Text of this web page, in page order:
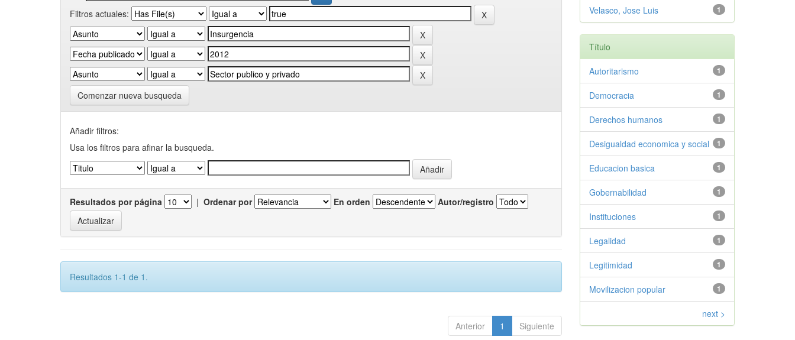
Filtros actuales:
Comenzar nueva busqueda
Añadir filtros:
Usa los filtros para afinar la busqueda.
Resultados por página | Ordenar por En orden Autor/registro
Resultados 1-1 de 1.
Anterior 1 Siguiente
1
Velasco, Jose Luis
Título
1
Autoritarismo
1
Democracia
1
Derechos humanos
1
Desigualdad economica y social
1
Educacion basica
1
Gobernabilidad
1
Instituciones
1
Legalidad
1
Legitimidad
1
Movilizacion popular
next >